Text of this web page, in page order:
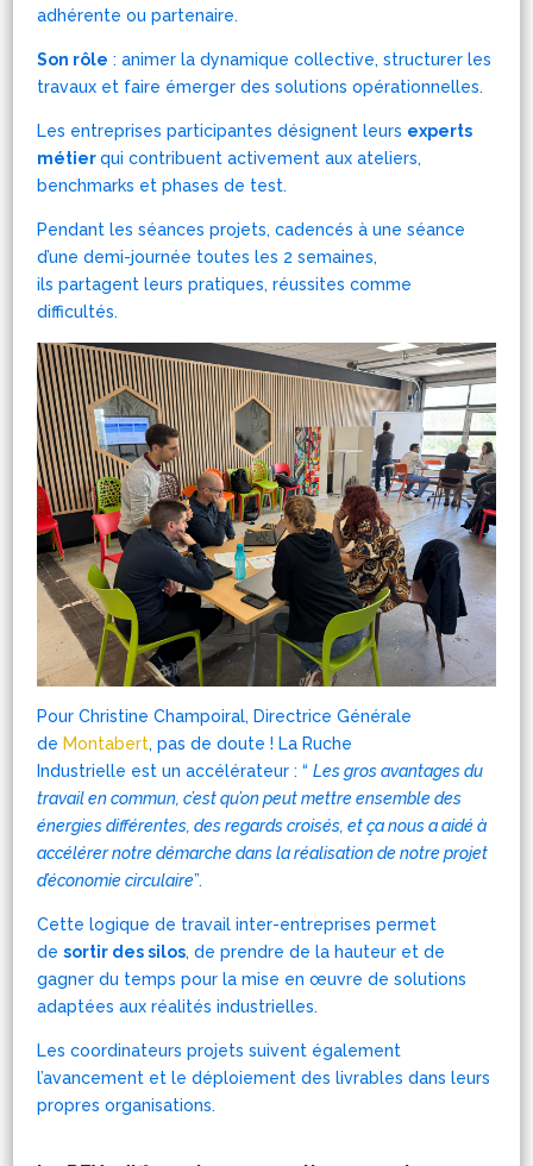
adhérente ou partenaire.
Son rôle : animer la dynamique collective, structurer les
travaux et faire émerger des solutions opérationnelles.
Les entreprises participantes désignent leurs experts
métierqui contribuent activement aux ateliers,
benchmarks et phases de test.
Pendant les séances projets, cadencés à une séance
d’une demi-journée toutes les 2 semaines,
ils partagent leurs pratiques, réussites comme
difficultés.
Pour Christine Champoiral, Directrice Générale
de Montabert, pas de doute ! La Ruche
Industrielle est un accélérateur : “Les gros avantages du
travail en commun, c’est qu’on peut mettre ensemble des
énergies différentes, des regards croisés, et ça nous a aidé à
accélérer notre démarche dans la réalisation de notre projet
d’économie circulaire”.
Cette logique de travail inter-entreprises permet
desortir des silos, de prendre de la hauteur et de
gagner du temps pour la mise en œuvre de solutions
adaptées aux réalités industrielles.
Les coordinateurs projets suivent également
l’avancement et le déploiement des livrables dans leurs
propres organisations.